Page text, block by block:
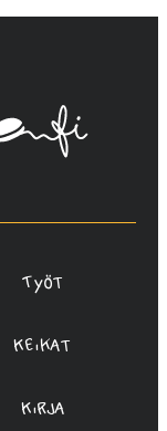
Työt
Keikat
Kirja